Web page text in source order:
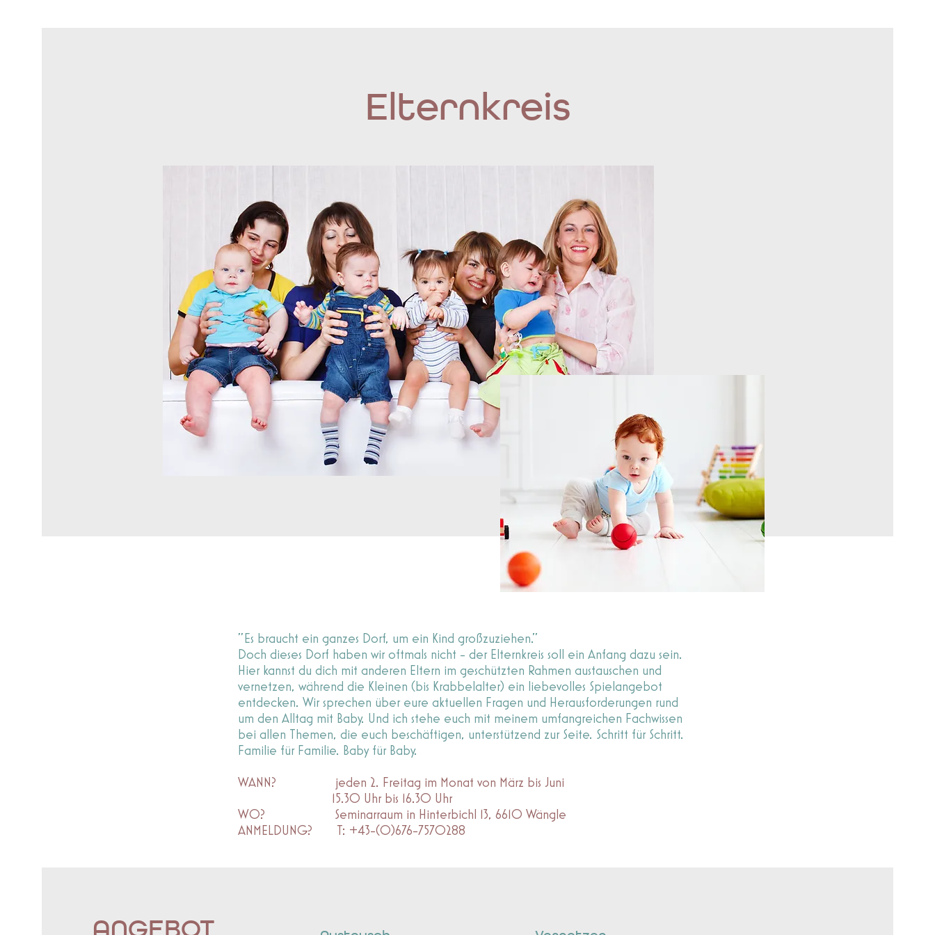
Elternkreis
"Es braucht ein ganzes Dorf, um ein Kind großzuziehen."
Doch dieses Dorf haben wir oftmals nicht - der Elternkreis soll ein Anfang dazu sein.
Hier kannst du dich mit anderen Eltern im geschützten Rahmen austauschen und
vernetzen, während die Kleinen (bis Krabbelalter) ein liebevolles Spielangebot
entdecken. Wir sprechen über eure aktuellen Fragen und Herausforderungen rund
um den Alltag mit Baby. Und ich stehe euch mit meinem umfangreichen Fachwissen
bei allen Themen, die euch beschäftigen, unterstützend zur Seite. Schritt für Schritt.
Familie für Familie. Baby für Baby.
WANN? jeden 2. Freitag im Monat von März bis Juni
15.30 Uhr bis 16.30 Uhr
WO? Seminarraum in Hinterbichl 13, 6610 Wängle
ANMELDUNG? T: +43-(0)676-7570288